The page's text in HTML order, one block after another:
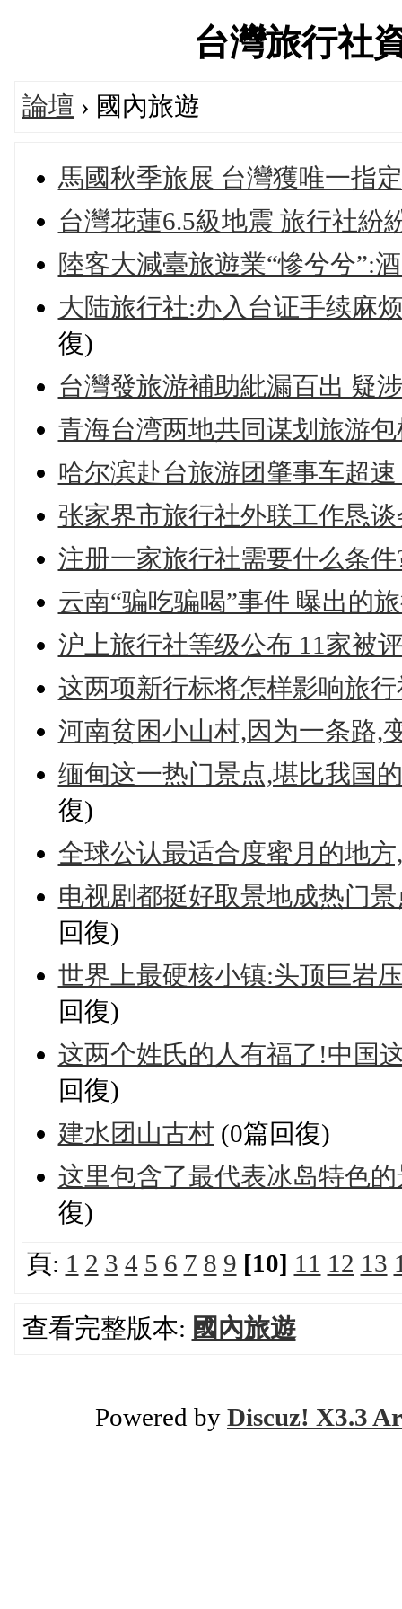
台灣旅行社
論壇 › 國內旅遊
馬國秋季旅展 台灣獲唯一指
台灣花蓮6.5級地震 旅行社紛
陸客大減臺旅遊業“慘兮兮”:
大陆旅行社:办入台证手续麻
復)
台灣發旅游補助紕漏百出 疑
青海台湾两地共同谋划旅游
哈尔滨赴台旅游团肇事车超
张家界市旅行社外联工作恳
注册一家旅行社需要什么条件
云南“骗吃骗喝”事件 曝出的
沪上旅行社等级公布 11家被
这两项新行标将怎样影响旅行
河南贫困小山村,因为一条路,
缅甸这一热门景点,堪比我国
復)
全球公认最适合度蜜月的地
电视剧都挺好取景地成热门
回復)
世界上最硬核小镇:头顶巨岩
回復)
这两个姓氏的人有福了!中国
回復)
建水团山古村 (0篇回復)
这里包含了最代表冰岛特色
復)
頁: 1 2 3 4 5 6 7 8 9 [10] 11 12 13
查看完整版本: 國內旅遊
Powered by Discuz! X3.3